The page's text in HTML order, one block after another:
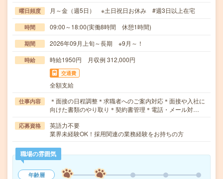
曜日頻度 月～金（週5日） ※土日祝日お休み #週3日以上在宅
時間 09:00～18:00(実働8時間 休憩1時間)
期間 2026年09月上旬～長期 ※9月～！
時給 時給1950円 月収例 312,000円
交通費
全額支給
仕事内容
＊面接の日程調整＊求職者へのご案内対応＊面接や入社に
向けた書類のやり取り＊契約書管理＊電話・メール対…
応募資格
英語力不要
業界未経験OK！採用関連の業務経験をお持ちの方
職場の雰囲気
年齢層